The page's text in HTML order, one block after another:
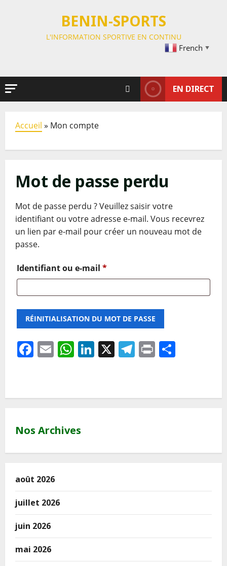
BENIN-SPORTS
L'INFORMATION SPORTIVE EN CONTINU
French ▼
EN DIRECT
Accueil » Mon compte
Mot de passe perdu
Mot de passe perdu ? Veuillez saisir votre
identifiant ou votre adresse e-mail. Vous recevrez
un lien par e-mail pour créer un nouveau mot de
passe.
Identifiant ou e-mail *
RÉINITIALISATION DU MOT DE PASSE
Facebook
EmailWhatsApp
LinkedIn
X Telegram
Print
Nos Archives
août 2026
juillet 2026
juin 2026
mai 2026